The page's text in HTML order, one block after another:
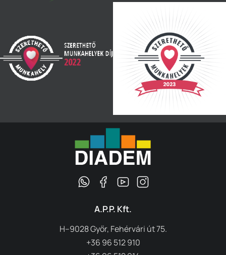
A.P.P. Kft.
H–9028 Győr, Fehérvári út 75.
+36 96 512 910